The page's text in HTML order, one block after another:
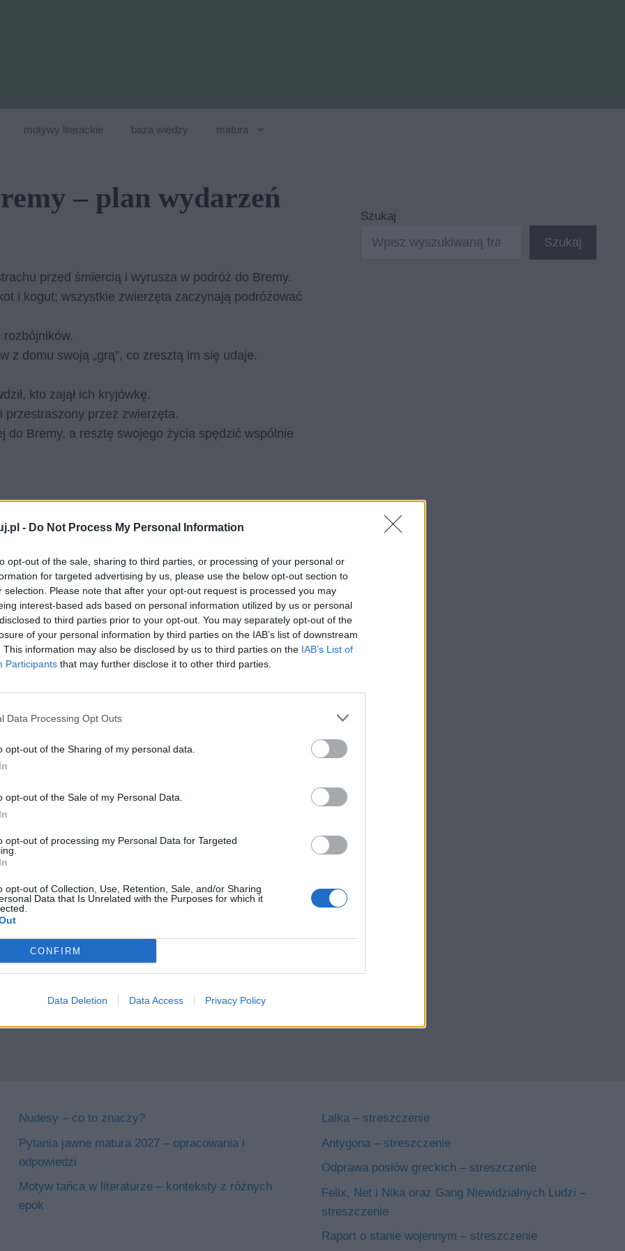
- Do Not Process My Personal Information
opt-out of the sale, sharing to third parties, or processing of your personal or
for targeted advertising by us, please use the below opt-out section to
selection. Please note that after your opt-out request is processed you may
interest-based ads based on personal information utilized by us or personal
to third parties prior to your opt-out. You may separately opt-out of the
of your personal information by third parties on the IAB’s list of downstream
This information may also be disclosed by us to third parties on the IAB’s List of
Participants that may further disclose it to other third parties.
Data Processing Opt Outs
opt-out of the Sharing of my personal data.
opt-out of the Sale of my Personal Data.
opt-out of processing my Personal Data for Targeted
opt-out of Collection, Use, Retention, Sale, and/or Sharing
Data that Is Unrelated with the Purposes for which it
CONFIRM
Data Deletion Data Access Privacy Policy
motywy literackie baza wiedzy matura
– plan wydarzeń
przed śmiercią i wyrusza w podróż do Bremy.
i kogut; wszystkie zwierzęta zaczynają podróżować
z domu swoją „grą”, co zresztą im się udaje.
kto zajął ich kryjówkę.
przestraszony przez zwierzęta.
do Bremy, a resztę swojego życia spędzić wspólnie
Szukaj
Szukaj
Nudesy – co to znaczy?
Pytania jawne matura 2027 – opracowania i
odpowiedzi
Motyw tańca w literaturze – konteksty z różnych
epok
Lalka – streszczenie
Antygona – streszczenie
Odprawa posłów greckich – streszczenie
Felix, Net i Nika oraz Gang Niewidzialnych Ludzi –
streszczenie
Raport o stanie wojennym – streszczenie